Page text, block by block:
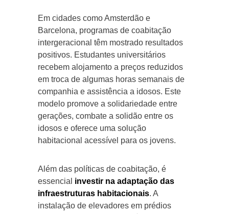
Em cidades como Amsterdão e
Barcelona, programas de coabitação
intergeracional têm mostrado resultados
positivos. Estudantes universitários
recebem alojamento a preços reduzidos
em troca de algumas horas semanais de
companhia e assistência a idosos. Este
modelo promove a solidariedade entre
gerações, combate a solidão entre os
idosos e oferece uma solução
habitacional acessível para os jovens.
Além das políticas de coabitação, é
essencial investir na adaptação das
infraestruturas habitacionais. A
instalação de elevadores em prédios